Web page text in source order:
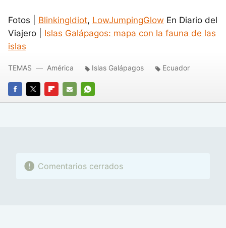
Fotos | BlinkingIdiot, LowJumpingGlow En Diario del
Viajero | Islas Galápagos: mapa con la fauna de las
islas
FACEBOOK
TWITTERFLIPBOARD
E-
WHATSAPP
TEMAS América Islas Galápagos Ecuador
Comentarios cerrados